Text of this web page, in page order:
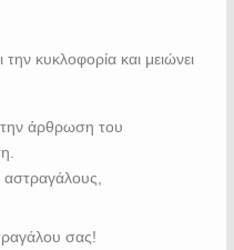
κυκλοφορία και μειώνει
άρθρωση του
αστραγάλους,
σας!